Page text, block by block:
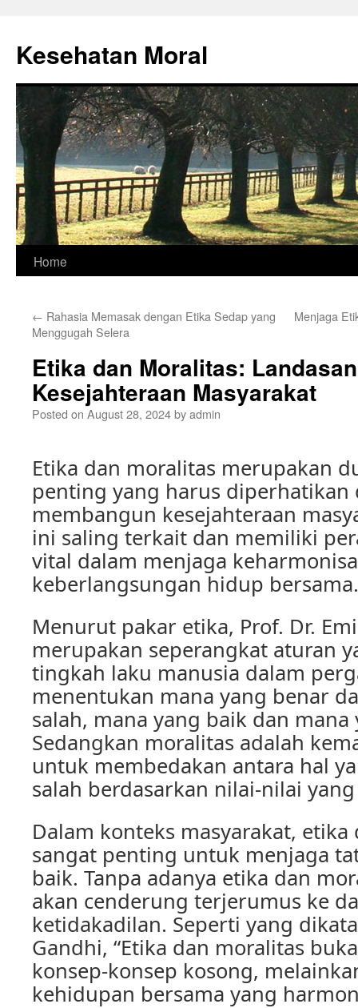
content
Kesehatan Moral
Home
← Rahasia Memasak dengan Etika Sedap yang
Menggugah Selera
Menjaga
Etika dan Moralitas:
Kesejahteraan Masyarakat
Posted on August 28, 2024byadmin
Etika dan moralitas merupakan
penting yang harus diperhatikan
membangun kesejahteraan
ini saling terkait dan memiliki
vital dalam menjaga
keberlangsungan hidup bersama.
Menurut pakar etika, Prof. Dr.
merupakan seperangkat aturan
tingkah laku manusia dalam
menentukan mana yang benar
salah, mana yang baik dan
Sedangkan moralitas adalah
untuk membedakan antara hal
salah berdasarkan nilai-nilai
Dalam konteks masyarakat,
sangat penting untuk menjaga
baik. Tanpa adanya etika dan
akan cenderung terjerumus ke
ketidakadilan. Seperti yang
Gandhi, “Etika dan moralitas
konsep-konsep kosong,
kehidupan bersama yang